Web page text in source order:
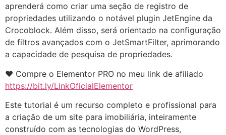
aprenderá como criar uma seção de registro de
propriedades utilizando o notável plugin JetEngine da
Crocoblock. Além disso, será orientado na configuração
de filtros avançados com o JetSmartFilter, aprimorando
a capacidade de pesquisa de propriedades.
♥ Compre o Elementor PRO no meu link de afiliado
https://bit.ly/LinkOficialElementor
Este tutorial é um recurso completo e profissional para
a criação de um site para imobiliária, inteiramente
construído com as tecnologias do WordPress,